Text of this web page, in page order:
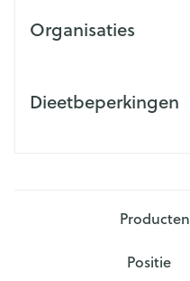
Organisaties
Dieetbeperkingen
Producten
Sorteer op: